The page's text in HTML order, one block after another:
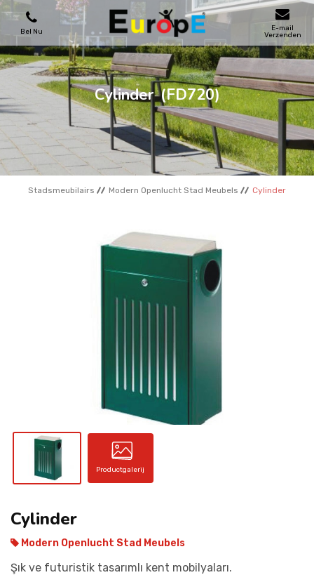
Bel Nu
E-mail
Verzenden
SPEELTOESTELLEN
SKATEPARKS
HOUTEN HUIZENS
STADSMEUBILAIRS
Cylinder (FD720)
Stadsmeubilairs Modern Openlucht Stad Meubels Cylinder
Productgalerij
Cylinder
Modern Openlucht Stad Meubels
Şık ve futuristik tasarımlı kent mobilyaları.